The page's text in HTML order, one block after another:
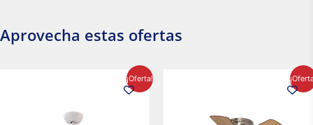
Aprovecha estas ofertas
¡Oferta!
$2,986.97.
precio
actual
$1,450.23.
precio
actual